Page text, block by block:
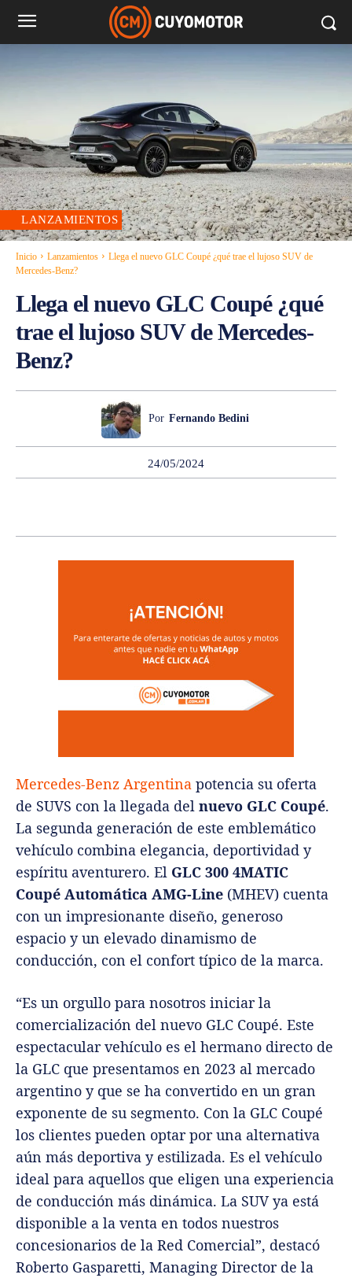
LANZAMIENTOS
Inicio Lanzamientos
Llega el nuevo GLC Coupé ¿qué trae el lujoso SUV de
Mercedes-Benz?
Llega el nuevo GLC Coupé ¿qué
trae el lujoso SUV de Mercedes-
Benz?
Por Fernando Bedini
24/05/2024
Mercedes-Benz Argentina potencia su oferta
de SUVS con la llegada del nuevo GLC Coupé.
La segunda generación de este emblemático
vehículo combina elegancia, deportividad y
espíritu aventurero. El GLC 300 4MATIC
Coupé Automática AMG-Line (MHEV) cuenta
con un impresionante diseño, generoso
espacio y un elevado dinamismo de
conducción, con el confort típico de la marca.
“Es un orgullo para nosotros iniciar la
comercialización del nuevo GLC Coupé. Este
espectacular vehículo es el hermano directo de
la GLC que presentamos en 2023 al mercado
argentino y que se ha convertido en un gran
exponente de su segmento. Con la GLC Coupé
los clientes pueden optar por una alternativa
aún más deportiva y estilizada. Es el vehículo
ideal para aquellos que eligen una experiencia
de conducción más dinámica. La SUV ya está
disponible a la venta en todos nuestros
concesionarios de la Red Comercial”, destacó
Roberto Gasparetti, Managing Director de la